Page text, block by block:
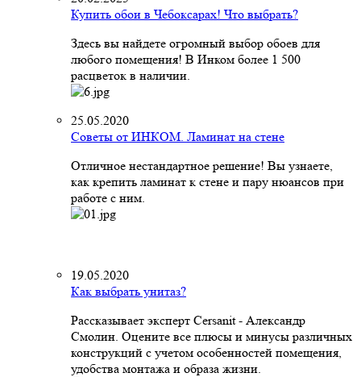
Купить обои в Чебоксарах! Что выбрать?
Здесь вы найдете огромный выбор обоев для
любого помещения! В Инком более 1 500
расцветок в наличии.
25.05.2020
Советы от ИНКОМ. Ламинат на стене
Отличное нестандартное решение! Вы узнаете,
как крепить ламинат к стене и пару нюансов при
работе с ним.
19.05.2020
Как выбрать унитаз?
Рассказывает эксперт Cersanit - Александр
Смолин. Оцените все плюсы и минусы различных
конструкций с учетом особенностей помещения,
удобства монтажа и образа жизни.